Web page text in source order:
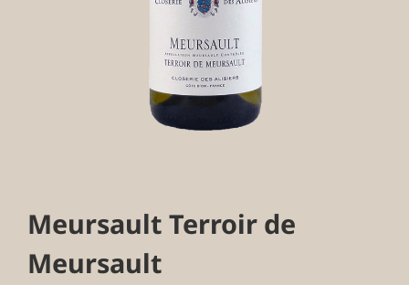
Meursault Terroir de
Meursault